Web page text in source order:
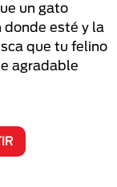
un gato
donde esté y la
que tu felino
agradable